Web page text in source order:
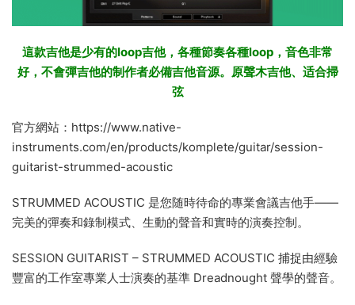
這款吉他是少有的loop吉他，各種節奏各種loop，音色非常
好，不會彈吉他的制作者必備吉他音源。原聲木吉他、适合掃
弦
官方網站：https://www.native-
instruments.com/en/products/komplete/guitar/session-
guitarist-strummed-acoustic
STRUMMED ACOUSTIC 是您随時待命的專業會議吉他手——
完美的彈奏和錄制模式、生動的聲音和實時的演奏控制。
SESSION GUITARIST – STRUMMED ACOUSTIC 捕捉由經驗
豐富的工作室專業人士演奏的基準 Dreadnought 聲學的聲音。